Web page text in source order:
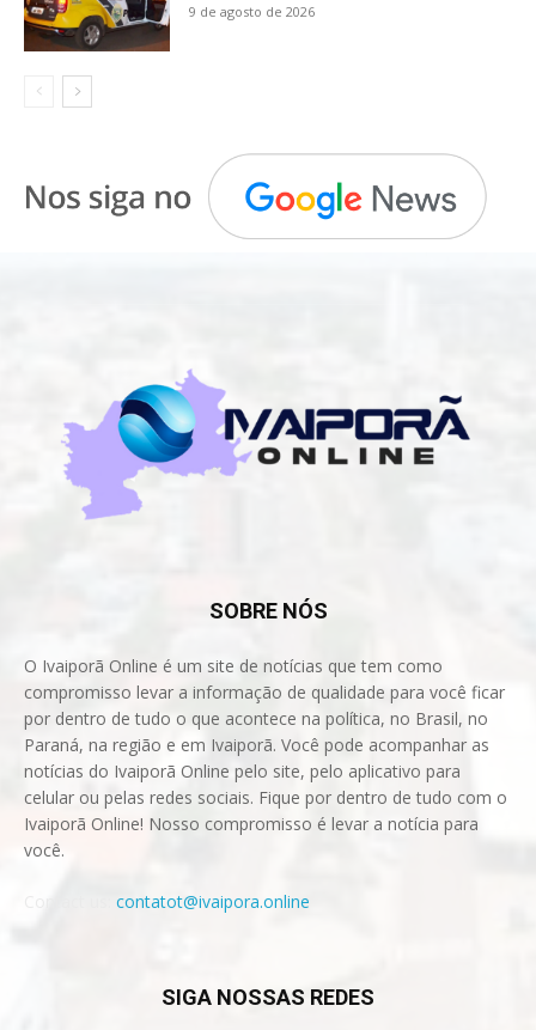
9 de agosto de 2026
SOBRE NÓS
O Ivaiporã Online é um site de notícias que tem como
compromisso levar a informação de qualidade para você ficar
por dentro de tudo o que acontece na política, no Brasil, no
Paraná, na região e em Ivaiporã. Você pode acompanhar as
notícias do Ivaiporã Online pelo site, pelo aplicativo para
celular ou pelas redes sociais. Fique por dentro de tudo com o
Ivaiporã Online! Nosso compromisso é levar a notícia para
você.
contatot@ivaipora.online
SIGA NOSSAS REDES